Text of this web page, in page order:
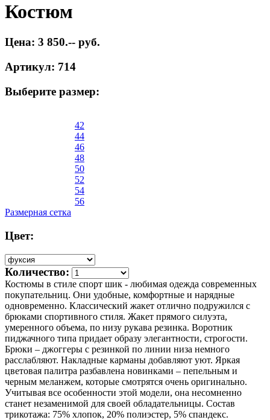
Костюм
Цена: 3 850.-- руб.
Артикул: 714
Выберите размер:
42
44
46
48
50
52
54
56
Размерная сетка
Цвет:
Количество:
Костюмы в стиле спорт шик - любимая одежда современных
покупательниц. Они удобные, комфортные и нарядные
одновременно. Классический жакет отлично подружился с
брюками спортивного стиля. Жакет прямого силуэта,
умеренного объема, по низу рукава резинка. Воротник
пиджачного типа придает образу элегантности, строгости.
Брюки – джоггеры с резинкой по линии низа немного
расслабляют. Накладные карманы добавляют уют. Яркая
цветовая палитра разбавлена новинками – пепельным и
черным меланжем, которые смотрятся очень оригинально.
Учитывая все особенности этой модели, она несомненно
станет незаменимой для своей обладательницы. Состав
трикотажа: 75% хлопок, 20% полиэстер, 5% спандекс.